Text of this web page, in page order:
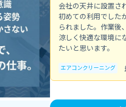
会社の天井に設置さ
初めての利用でした
られました。作業後
涼しく快適な環境に
たいと思います。
エアコンクリーニング